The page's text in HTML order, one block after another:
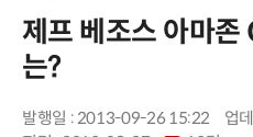
제프 베조스 아마존
는?
발행일 : 2013-09-26 15:22
업